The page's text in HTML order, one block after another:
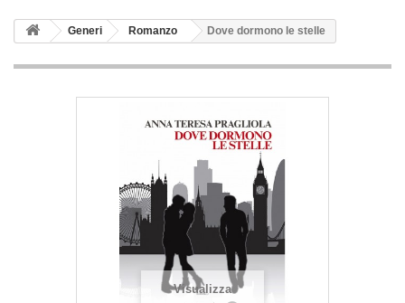
Generi Romanzo Dove dormono le stelle
Visualizza